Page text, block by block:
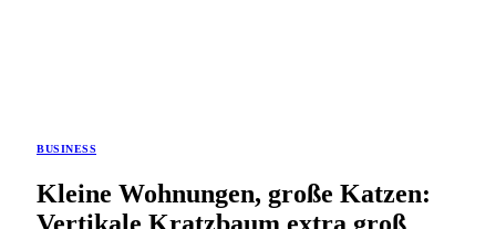
BUSINESS
Kleine Wohnungen, große Katzen:
Vertikale Kratzbaum extra groß